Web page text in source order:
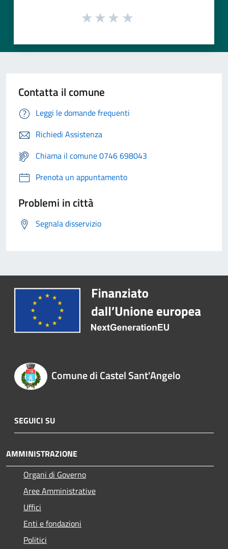
Contatta il comune
Leggi le domande frequenti
Richiedi Assistenza
Chiama il comune 0746 698043
Prenota un appuntamento
Problemi in città
Segnala disservizio
Comune di Castel Sant'Angelo
SEGUICI SU
AMMINISTRAZIONE
Organi di Governo
Aree Amministrative
Uffici
Enti e fondazioni
Politici